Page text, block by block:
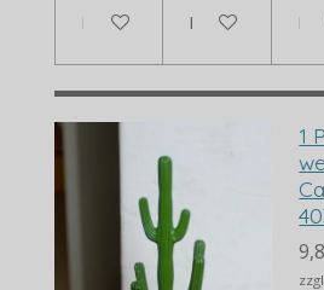
In den Warenkorb
In den
1